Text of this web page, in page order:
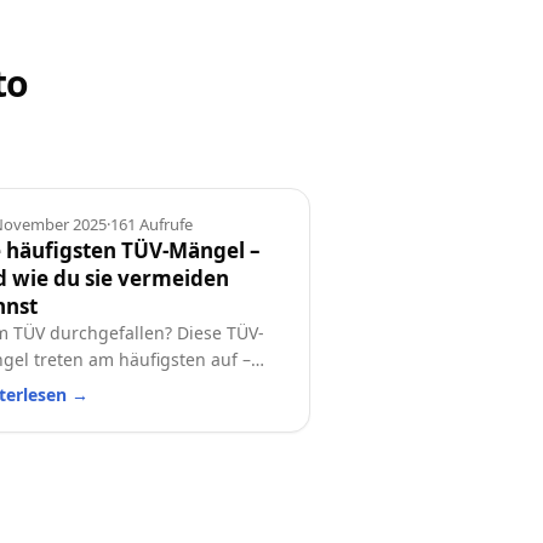
2025·161 Aufrufe
häufigsten TÜV-Mängel –
wie du sie vermeiden
TÜV durchgefallen? Diese TÜV-
treten am häufigsten auf –
vermeidest du sie! Eine
→